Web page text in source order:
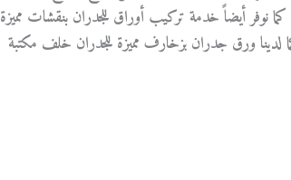
كما نوفر أيضاً خدمة تركيب أوراق للجدران بنقشات مميزة
لدينا ورق جدران بزخارف مميزة للجدران خلف مكتبة